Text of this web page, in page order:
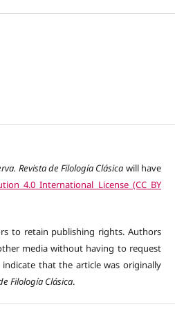
Revista de Filología Clásica will have
4.0 International License (CC BY
to retain publishing rights. Authors
media without having to request
that the article was originally
Filología Clásica.